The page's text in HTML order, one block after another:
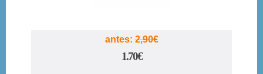
antes:2,90€
1.70€